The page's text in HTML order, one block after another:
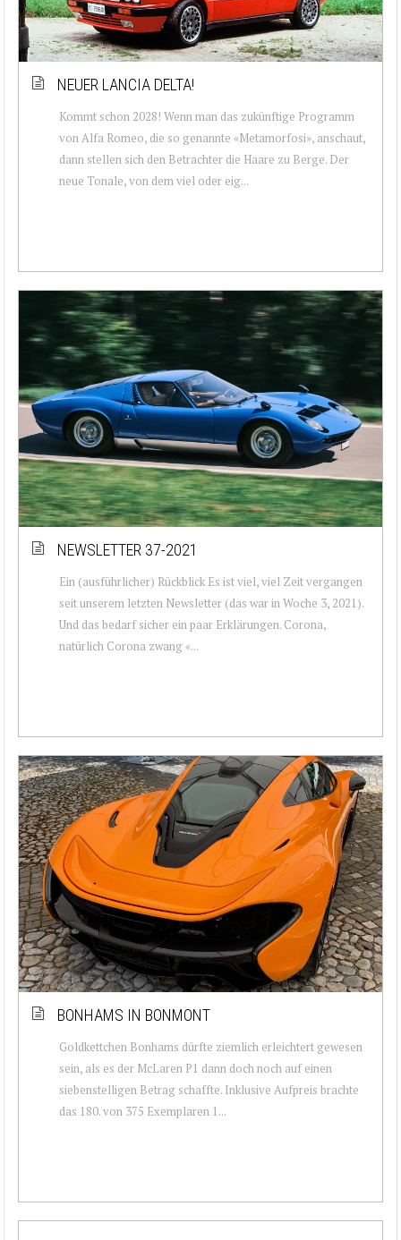
NEUER LANCIA DELTA!
Kommt schon 2028! Wenn man das zukünftige Programm
von Alfa Romeo, die so genannte «Metamorfosi», anschaut,
dann stellen sich den Betrachter die Haare zu Berge. Der
neue Tonale, von dem viel oder eig...
NEWSLETTER 37-2021
Ein (ausführlicher) Rückblick Es ist viel, viel Zeit vergangen
seit unserem letzten Newsletter (das war in Woche 3, 2021).
Und das bedarf sicher ein paar Erklärungen. Corona,
natürlich Corona zwang «...
BONHAMS IN BONMONT
Goldkettchen Bonhams dürfte ziemlich erleichtert gewesen
sein, als es der McLaren P1 dann doch noch auf einen
siebenstelligen Betrag schaffte. Inklusive Aufpreis brachte
das 180. von 375 Exemplaren 1...